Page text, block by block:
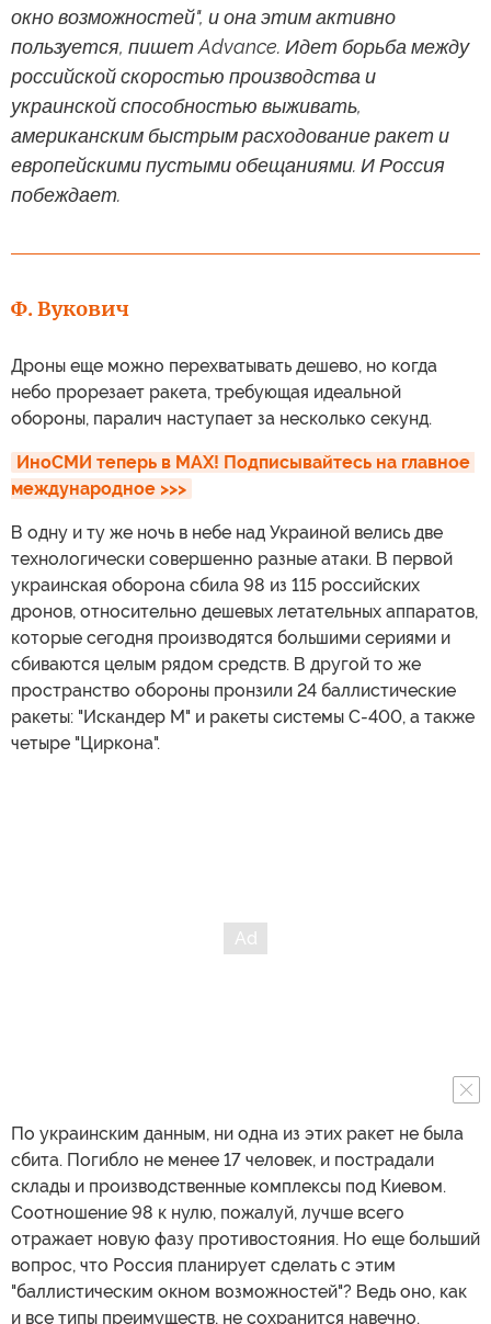
окно возможностей", и она этим активно
пользуется, пишет Advance. Идет борьба между
российской скоростью производства и
украинской способностью выживать,
американским быстрым расходование ракет и
европейскими пустыми обещаниями. И Россия
побеждает.
Ф. Вукович
Дроны еще можно перехватывать дешево, но когда
небо прорезает ракета, требующая идеальной
обороны, паралич наступает за несколько секунд.
ИноСМИ теперь в MAX! Подписывайтесь на главное
международное >>>
В одну и ту же ночь в небе над Украиной велись две
технологически совершенно разные атаки. В первой
украинская оборона сбила 98 из 115 российских
дронов, относительно дешевых летательных аппаратов,
которые сегодня производятся большими сериями и
сбиваются целым рядом средств. В другой то же
пространство обороны пронзили 24 баллистические
ракеты: "Искандер М" и ракеты системы С-400, а также
четыре "Циркона".
По украинским данным, ни одна из этих ракет не была
сбита. Погибло не менее 17 человек, и пострадали
склады и производственные комплексы под Киевом.
Соотношение 98 к нулю, пожалуй, лучше всего
отражает новую фазу противостояния. Но еще больший
вопрос, что Россия планирует сделать с этим
"баллистическим окном возможностей"? Ведь оно, как
и все типы преимуществ, не сохранится навечно.